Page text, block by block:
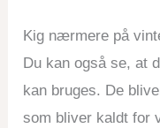
Kig nærmere på
Du kan også se, at
kan bruges. De
som bliver kaldt for